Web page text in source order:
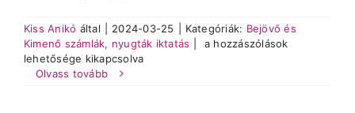
Kiss Anikó által 2024-03-25 Kategóriák: Bejövő és
Kimenő számlák, nyugták iktatás
Mi
a hozzászólások
lehetősége kikapcsolva
Olvass tovább